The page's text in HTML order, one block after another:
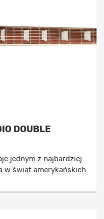
DOUBLE
jednym z najbardziej
w świat amerykańskich